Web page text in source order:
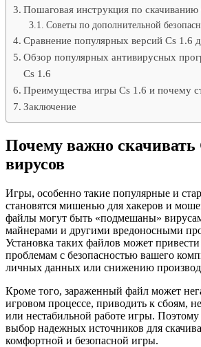
Пошаговая инструкция по скачиванию
Советы по дополнительной
Сравнение популярных версий Cs 1.6
Обзор популярных антивирусных
Cs 1.6
Преимущества игры Cs 1.6 и почему
Заключение
Почему важно скачивать
вирусов
Игры, особенно такие популярные и
становятся мишенью для хакеров и
файлы могут быть «подмешаны»
майнерами и другими вредоносными
Установка таких файлов может
проблемам с безопасностью вашего
личных данных или снижению
Кроме того, зараженный файл может
игровом процессе, приводить к сбоям,
или нестабильной работе игры.
выбор надежных источников для
комфортной и безопасной игры.